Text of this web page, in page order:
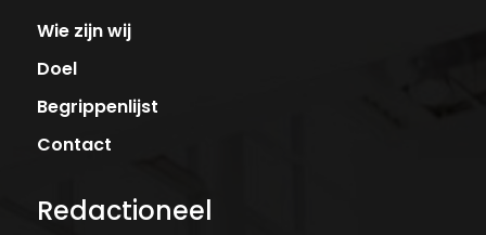
Wie zijn wij
Doel
Begrippenlijst
Contact
Redactioneel